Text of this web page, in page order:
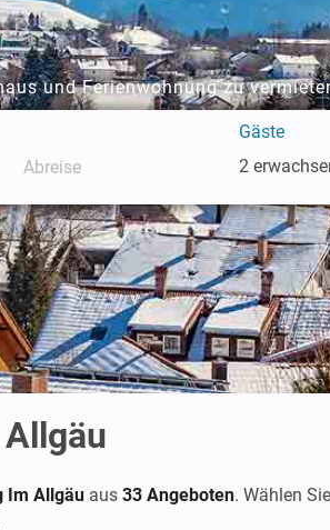
und Ferienwohnung zu
Gäste
2
Im Allgäu aus 33 Angeboten. Wählen